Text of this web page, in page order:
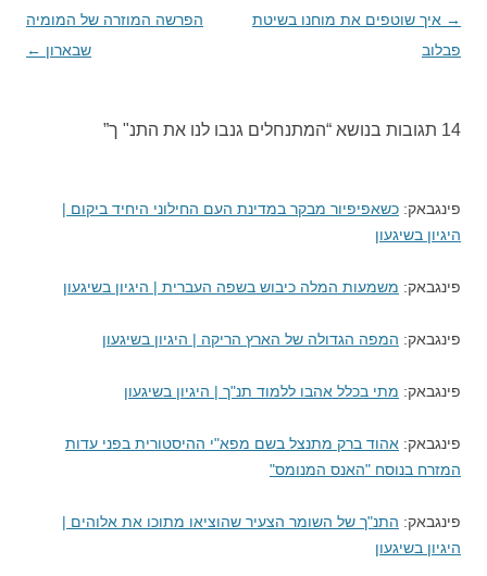
ניווט
בפוסטים
→ איך שוטפים את מוחנו בשיטת
פבלוב
הפרשה המוזרה של המומיה
שבארון ←
14 תגובות בנושא “ המתנחלים גנבו לנו את התנ" ך”
פינגבאק: כשאפיפיור מבקר במדינת העם החילוני היחיד ביקום |
היגיון בשיגעון
פינגבאק: משמעות המלה כיבוש בשפה העברית | היגיון בשיגעון
פינגבאק: המפה הגדולה של הארץ הריקה | היגיון בשיגעון
פינגבאק: מתי בכלל אהבו ללמוד תנ"ך | היגיון בשיגעון
פינגבאק: אהוד ברק מתנצל בשם מפא"י ההיסטורית בפני עדות
המזרח בנוסח "האנס המנומס"
פינגבאק: התנ"ך של השומר הצעיר שהוציאו מתוכו את אלוהים |
היגיון בשיגעון